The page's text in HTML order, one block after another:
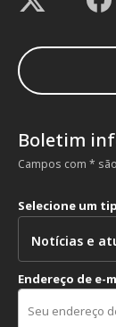
Boletim
Campos com *
Selecione um
Endereço de e-